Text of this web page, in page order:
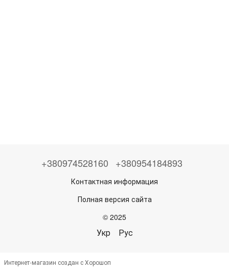
+380974528160 +380954184893
Контактная информация
Полная версия сайта
© 2025
Укр Рус
Интернет-магазин создан с Хорошоп